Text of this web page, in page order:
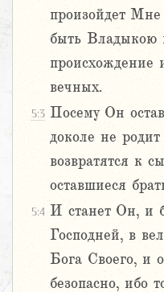
произойдет
быть Владыкою
происхождение
вечных.
5:3 Посему Он
доколе не
возвратятся к
оставшиеся
5:4 И станет Он, и
Господней, в
Бога Своего, и
безопасно, ибо